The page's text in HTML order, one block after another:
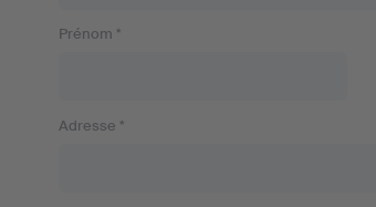
Prénom *
Adresse *